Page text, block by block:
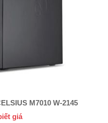
M7010 W-2145
giá